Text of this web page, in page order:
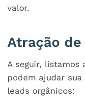
valor.
Atração
A seguir, listamos
podem ajudar
leads orgânicos: